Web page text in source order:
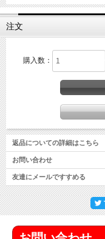
注文
購入数：
返品についての詳細はこちら
お問い合わせ
友達にメールですすめる